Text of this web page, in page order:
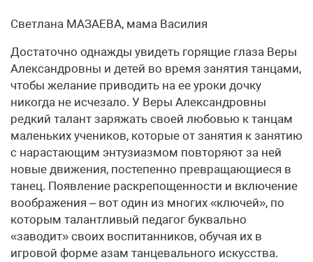
Светлана МАЗАЕВА, мама Василия
Достаточно однажды увидеть горящие глаза Веры
Александровны и детей во время занятия танцами,
чтобы желание приводить на ее уроки дочку
никогда не исчезало. У Веры Александровны
редкий талант заряжать своей любовью к танцам
маленьких учеников, которые от занятия к занятию
с нарастающим энтузиазмом повторяют за ней
новые движения, постепенно превращающиеся в
танец. Появление раскрепощенности и включение
воображения – вот один из многих «ключей», по
которым талантливый педагог буквально
«заводит» своих воспитанников, обучая их в
игровой форме азам танцевального искусства.